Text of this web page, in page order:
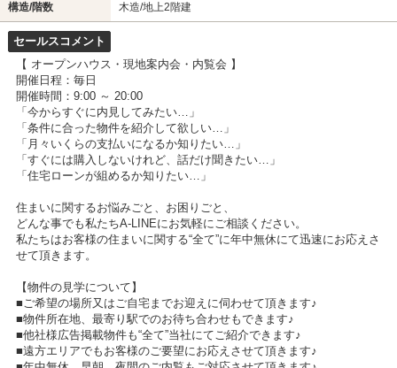
構造/階数 木造/地上2階建
セールスコメント
【 オープンハウス・現地案内会・内覧会 】
開催日程：毎日
開催時間：9:00 ～ 20:00
「今からすぐに内見してみたい…」
「条件に合った物件を紹介して欲しい…」
「月々いくらの支払いになるか知りたい…」
「すぐには購入しないけれど、話だけ聞きたい…」
「住宅ローンが組めるか知りたい…」
住まいに関するお悩みごと、お困りごと、
どんな事でも私たちA-LINEにお気軽にご相談ください。
私たちはお客様の住まいに関する“全て”に年中無休にて迅速にお応えさ
せて頂きます。
【物件の見学について】
■ご希望の場所又はご自宅までお迎えに伺わせて頂きます♪
■物件所在地、最寄り駅でのお待ち合わせもできます♪
■他社様広告掲載物件も“全て”当社にてご紹介できます♪
■遠方エリアでもお客様のご要望にお応えさせて頂きます♪